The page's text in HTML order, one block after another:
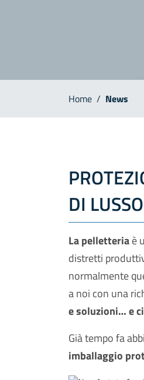
Home / News
DI LUSSO
La pelletteriaè
distretti
normalmente
a noi con una
e soluzioni… e
Già tempo fa
imballaggio